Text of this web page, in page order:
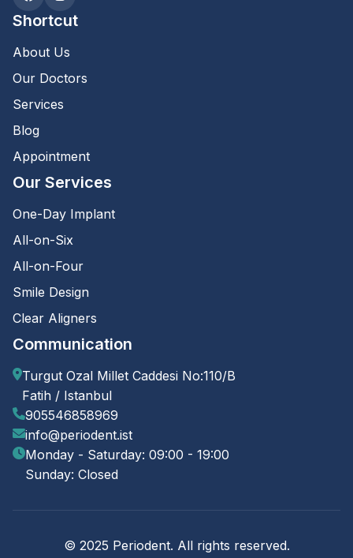
Shortcut
About Us
Our Doctors
Services
Blog
Appointment
Our Services
One-Day Implant
All-on-Six
All-on-Four
Smile Design
Clear Aligners
Communication
Turgut Ozal Millet Caddesi No:110/B
Fatih / Istanbul
905546858969
info@periodent.ist
Monday - Saturday: 09:00 - 19:00
Sunday: Closed
© 2025 Periodent. All rights reserved.